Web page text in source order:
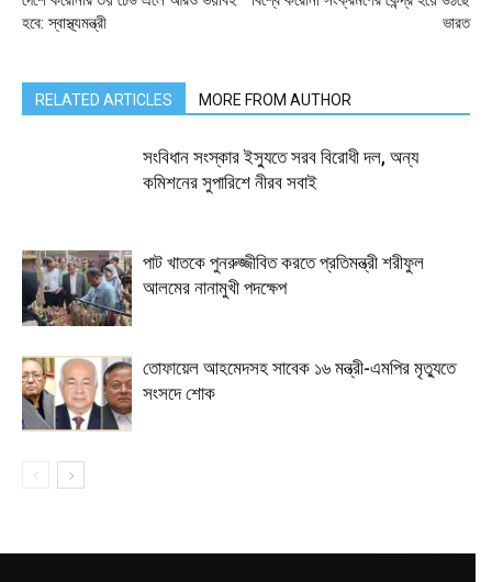
হবে: স্বাস্থ্যমন্ত্রী
ভারত
RELATED ARTICLES MORE FROM AUTHOR
সংবিধান সংস্কার ইস্যুতে সরব বিরোধী দল, অন্য
কমিশনের সুপারিশে নীরব সবাই
পাট খাতকে পুনরুজ্জীবিত করতে প্রতিমন্ত্রী শরীফুল
আলমের নানামুখী পদক্ষেপ
তোফায়েল আহমেদসহ সাবেক ১৬ মন্ত্রী-এমপির মৃত্যুতে
সংসদে শোক